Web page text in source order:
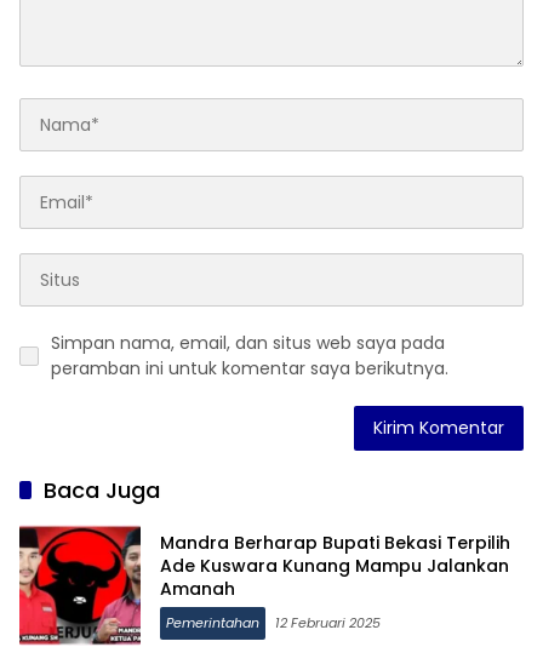
Simpan nama, email, dan situs web saya pada
peramban ini untuk komentar saya berikutnya.
Baca Juga
Mandra Berharap Bupati Bekasi Terpilih
Ade Kuswara Kunang Mampu Jalankan
Amanah
Pemerintahan 12 Februari 2025